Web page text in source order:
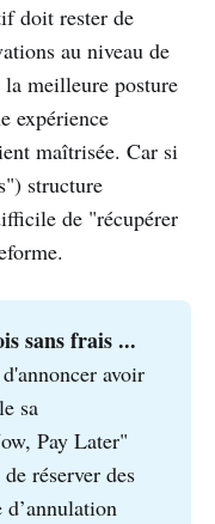
doit rester de
au niveau de
la meilleure posture
expérience
maîtrisée. Car si
structure
de "récupérer
sans frais ...
avoir
sa
Pay Later"
réserver des